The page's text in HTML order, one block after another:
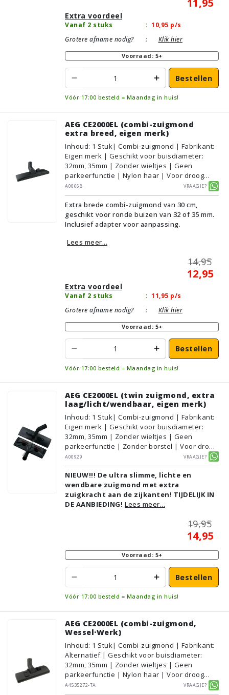
11,95
Extra voordeel
Vanaf 2 stuks : 10,95 p/s
Grotere afname nodig?
: Klik hier
Voorraad: 5+
Bestellen
Vóór 17:00 besteld = Maandag in huis!
AEG CE2000EL (combi-zuigmond
extra breed, eigen merk)
Inhoud: 1 Stuk| Combi-zuigmond | Fabrikant:
Eigen merk | Geschikt voor buisdiameter:
32mm, 35mm | Zonder wieltjes | Geen
parkeerfunctie | Nylon haar | Voor droog
gebruik | Breedte: 30cm | Zonder verlichting |
Zonder kliksysteem | Zwart | Alternatief |
Geschikt voor vloertype: Plavuizen/Tegels,
Parket/Laminaat, PVC/Vinyl,
Tapijt/Vloerbedekking
A00668 Vraagje?
Extra brede combi-zuigmond van 30 cm,
geschikt voor ronde buizen van 32 of 35 mm.
Inclusief adapter voor aanpassing.
Lees meer...
14,95
12,95
Extra voordeel
Vanaf 2 stuks : 11,95 p/s
Grotere afname nodig?
: Klik hier
Voorraad: 5+
Bestellen
Vóór 17:00 besteld = Maandag in huis!
AEG CE2000EL (twin zuigmond, extra
laag/licht/wendbaar, eigen merk)
Inhoud: 1 Stuk| Combi-zuigmond | Fabrikant:
Eigen merk | Geschikt voor buisdiameter:
32mm, 35mm | Zonder wieltjes | Geen
parkeerfunctie | Zonder borstel | Voor droog
gebruik | Breedte: 31cm | Zonder verlichting |
Zonder kliksysteem | Zwart | Alternatief |
Geschikt voor vloertype: Plavuizen/Tegels,
Parket/Laminaat, PVC/Vinyl,
Tapijt/Vloerbedekking
A00929 Vraagje?
NIEUW!!! De ultra slimme, lichte en
wendbare zuigmond met extra
zuigkracht aan de zijkanten! TIJDELIJK IN
DE AANBIEDING! Lees meer...
19,95
14,95
Voorraad: 5+
Bestellen
Vóór 17:00 besteld = Maandag in huis!
AEG CE2000EL (combi-zuigmond,
Wessel·Werk)
Inhoud: 1 Stuk| Combi-zuigmond | Fabrikant:
Alternatief | Geschikt voor buisdiameter:
32mm, 35mm | Zonder wieltjes | Geen
parkeerfunctie | Nylon haar | Voor droog
gebruik | Breedte: 27cm | Zonder verlichting |
A4535272-TA Vraagje?